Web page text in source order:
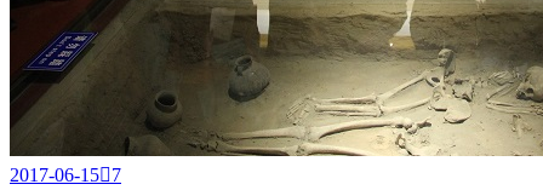
2017-06-157